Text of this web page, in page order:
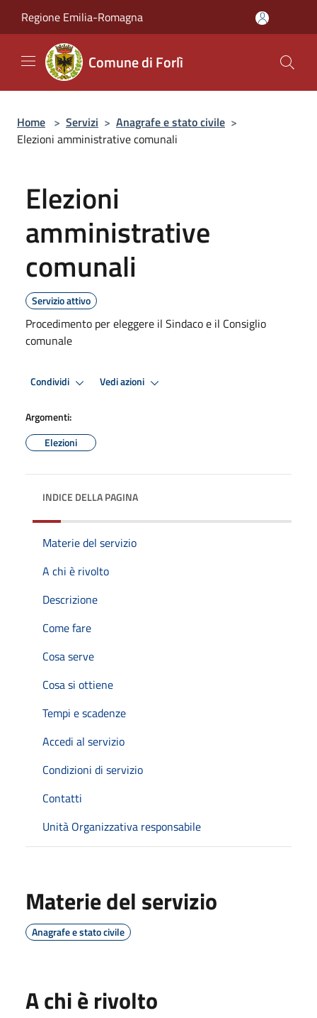
Regione Emilia-Romagna
Comune di Forlì
Home > Servizi > Anagrafe e stato civile >
Elezioni amministrative comunali
Elezioni
amministrative
comunali
Servizio attivo
Procedimento per eleggere il Sindaco e il Consiglio
comunale
Condividi Vedi azioni
Argomenti:
Elezioni
INDICE DELLA PAGINA
Materie del servizio
A chi è rivolto
Descrizione
Come fare
Cosa serve
Cosa si ottiene
Tempi e scadenze
Accedi al servizio
Condizioni di servizio
Contatti
Unità Organizzativa responsabile
Materie del servizio
Anagrafe e stato civile
A chi è rivolto